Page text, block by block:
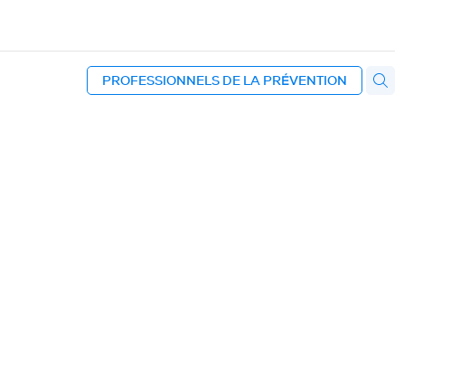
PROFESSIONNELS DE LA PRÉVENTION